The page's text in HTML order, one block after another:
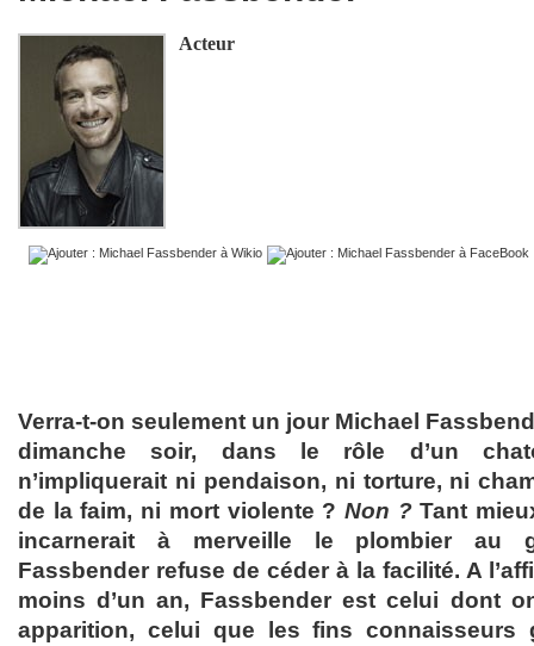
Acteur
Verra-t-on seulement un jour Michael
dimanche soir, dans le rôle d’un
n’impliquerait ni pendaison, ni torture, ni
de la faim, ni mort violente ? Non ?Tant
incarnerait à merveille le plombier au
Fassbender refuse de céder à la facilité. A
moins d’un an, Fassbender est celui dont
apparition, celui que les fins connaisseurs